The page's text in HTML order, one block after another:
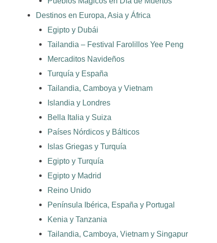
Destinos en Europa, Asia y África
Egipto y Dubái
Tailandia – Festival Farolillos Yee Peng
Mercaditos Navideños
Turquía y España
Tailandia, Camboya y Vietnam
Islandia y Londres
Bella Italia y Suiza
Países Nórdicos y Bálticos
Islas Griegas y Turquía
Egipto y Turquía
Egipto y Madrid
Reino Unido
Península Ibérica, España y Portugal
Kenia y Tanzania
Tailandia, Camboya, Vietnam y Singapur